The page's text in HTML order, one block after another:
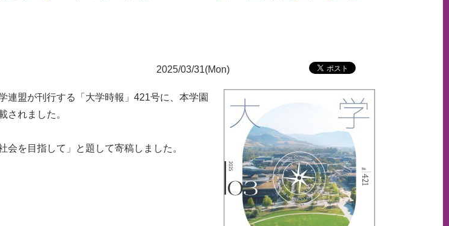
2025/03/31(Mon)
連盟が刊行する「大学時報」421号に、本学園
されました。
を目指して」と題して寄稿しました。